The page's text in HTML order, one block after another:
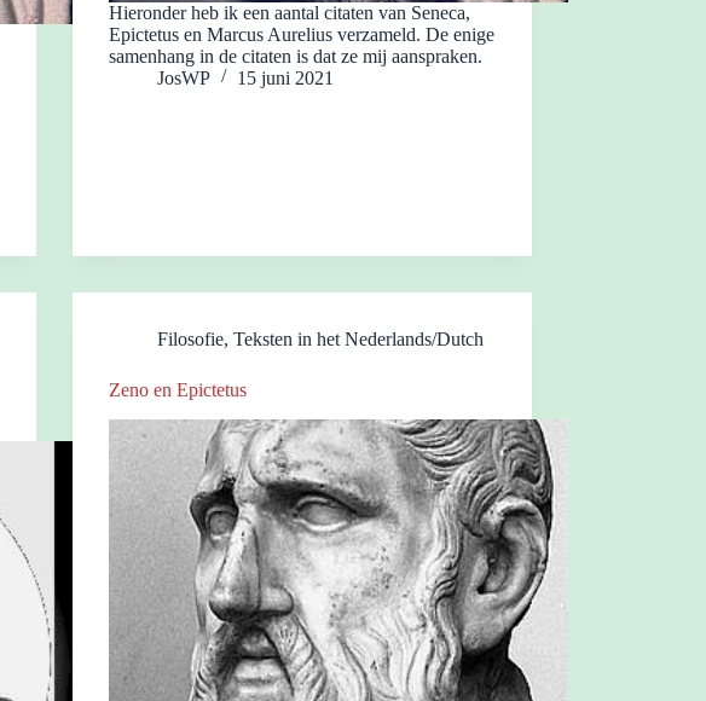
Hieronder heb ik een aantal citaten van Seneca,
Epictetus en Marcus Aurelius verzameld. De enige
samenhang in de citaten is dat ze mij aanspraken.
JosWP
15 juni 2021
Filosofie, Teksten in het Nederlands/Dutch
Zeno en Epictetus